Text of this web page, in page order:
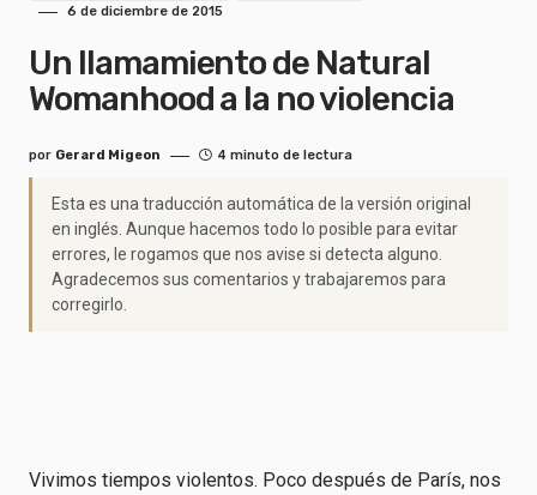
6 de diciembre de 2015
Un llamamiento de Natural
Womanhood a la no violencia
por Gerard Migeon 4 minuto de lectura
Esta es una traducción automática de la versión original
en inglés. Aunque hacemos todo lo posible para evitar
errores, le rogamos que nos avise si detecta alguno.
Agradecemos sus comentarios y trabajaremos para
corregirlo.
Vivimos tiempos violentos. Poco después de París, nos